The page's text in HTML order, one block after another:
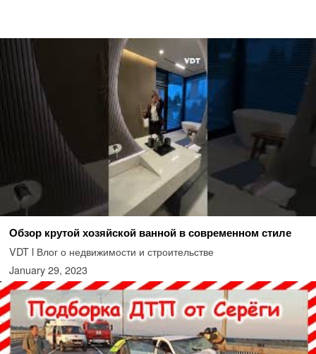
Обзор крутой хозяйской ванной в современном стиле
VDT l Влог о недвижимости и строительстве
January 29, 2023